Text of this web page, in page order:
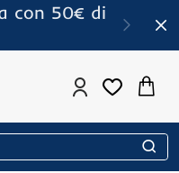
con 50€ di